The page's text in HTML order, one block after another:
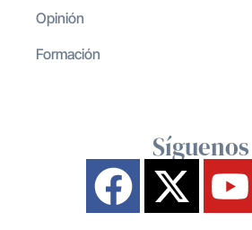
Opinión
Formación
Síguenos